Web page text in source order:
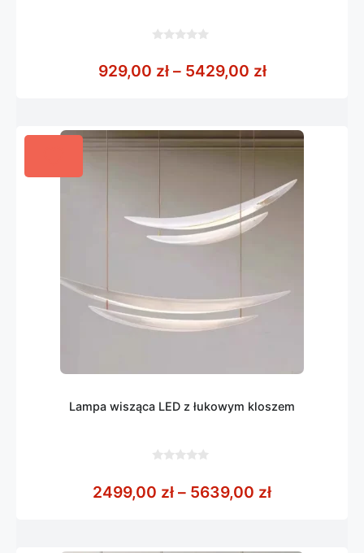
5
929,00 zł – 5429,00 złZakres cen:
Lampa wisząca LED z łukowym kloszem
5
2499,00 zł – 5639,00 złZakres cen: